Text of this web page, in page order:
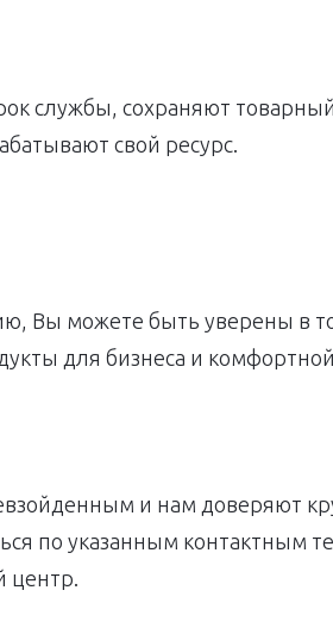
службы, сохраняют
свой ресурс.
Вы можете быть уверены в
для бизнеса и
и нам доверяют
по указанным контактным
центр.